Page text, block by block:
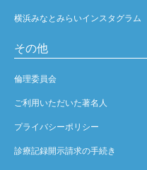
横浜みなとみらいインスタグラム
その他
倫理委員会
ご利用いただいた著名人
プライバシーポリシー
診療記録開示請求の手続き